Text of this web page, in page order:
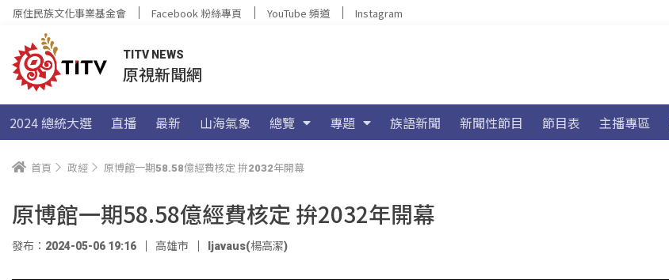
原住民族文化事業基金會 Facebook 粉絲專頁 YouTube 頻道 Instagram
TITV NEWS
原視新聞網
2024 總統大選 直播 最新 山海氣象 總覽 專題 族語新聞 新聞性節目 節目表 主播專區
首頁 政經 原博館一期58.58億經費核定 拚2032年開幕
原博館一期58.58億經費核定 拚2032年開幕
發布：2024-05-06 19:16 高雄市 ljavaus(楊高潔)